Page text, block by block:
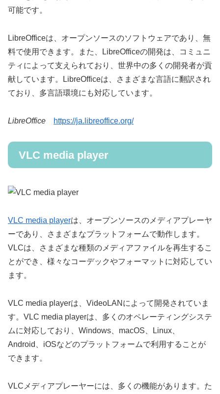
可能です。
LibreOfficeは、オープンソースのソフトウェアであり、無
料で使用できます。また、LibreOfficeの開発は、コミュニ
ティによって支えられており、世界中の多くの開発者が貢
献しています。LibreOfficeは、さまざまな言語に翻訳され
ており、多言語環境にも対応しています。
LibreOffice https://ja.libreoffice.org/
VLC media player
VLC media playerは、オープンソースのメディアプレーヤ
ーであり、さまざまなプラットフォームで動作します。
VLCは、さまざまな種類のメディアファイルを再生するこ
とができ、様々なコーデックやフォーマットに対応してい
ます。
VLC media playerは、VideoLANによって開発されていま
す。VLC media playerは、多くのオペレーティングシステ
ムに対応しており、Windows、macOS、Linux、
Android、iOSなどのプラットフォームで利用することが
できます。
VLCメディアプレーヤーには、多くの機能があります。た